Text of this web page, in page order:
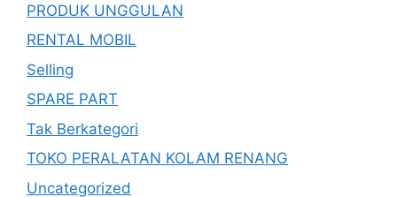
PRODUK UNGGULAN
RENTAL MOBIL
Selling
SPARE PART
Tak Berkategori
TOKO PERALATAN KOLAM RENANG
Uncategorized